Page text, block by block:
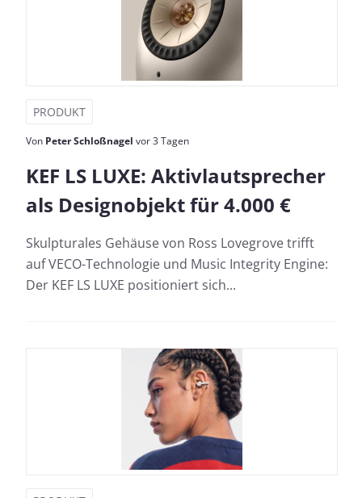
PRODUKT
Von Peter Schloßnagel vor 3 Tagen
KEF LS LUXE: Aktivlautsprecher
als Designobjekt für 4.000 €
Skulpturales Gehäuse von Ross Lovegrove trifft
auf VECO-Technologie und Music Integrity Engine:
Der KEF LS LUXE positioniert sich...